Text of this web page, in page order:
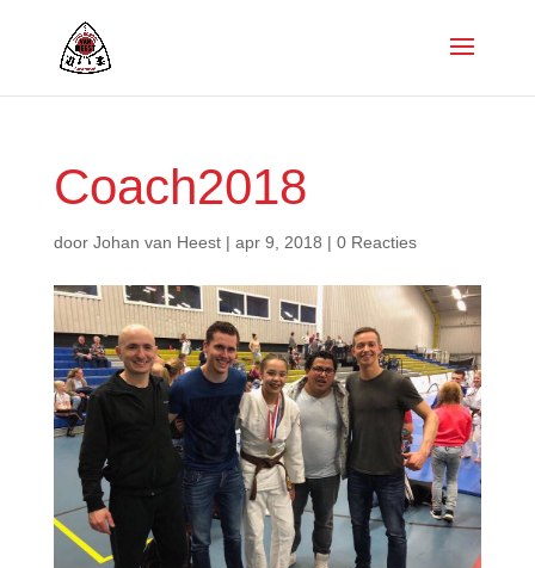
Coach2018
door Johan van Heest| apr 9, 2018 | 0 Reacties